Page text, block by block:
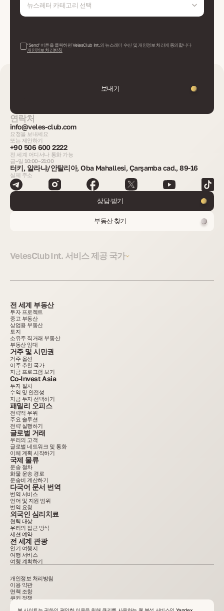
뉴스레터 카테고리 선택
‘Send’ 버튼을 클릭하면 VelesClub Int.의 뉴스레터 수신 및 개인정보 처리에 동의합니다
개인정보 처리방침
보내기
연락처
info@veles-club.com
요청을 보내세요
또는 제안하기
+90 506 600 2222
전 세계 어디서나 통화 가능
금–일 10:00–21:00
터키, 알라냐/안탈리아, Oba Mahallesi, Çarşamba cad., 89-16
실제 주소
상담 받기
부동산 찾기
VelesClub Int. 서비스 제공 국가
전 세계 부동산
투자 프로젝트
중고 부동산
상업용 부동산
토지
소유주 직거래 부동산
부동산 임대
거주 및 시민권
거주 옵션
이주 추천 국가
지금 프로그램 보기
Co-Invest Asia
투자 절차
수익 및 안전성
지금 투자 선택하기
패밀리 오피스
전략적 우위
주요 솔루션
전략 실행하기
글로벌 거래
우리의 고객
글로벌 네트워크 및 통화
이체 계획 시작하기
국제 물류
운송 절차
화물 운송 경로
운송비 계산하기
다국어 문서 번역
번역 서비스
언어 및 지원 범위
번역 요청
외국인 심리치료
협력 대상
우리의 접근 방식
세션 예약
전 세계 관광
인기 여행지
여행 서비스
여행 계획하기
2015–2025. 사이트에 게시된 모든 정보는 정보 제공 목적으로만 제공되며 광고나 공적 제안이
개인정보 처리방침
이용 약관
면책 조항
쿠키 정책